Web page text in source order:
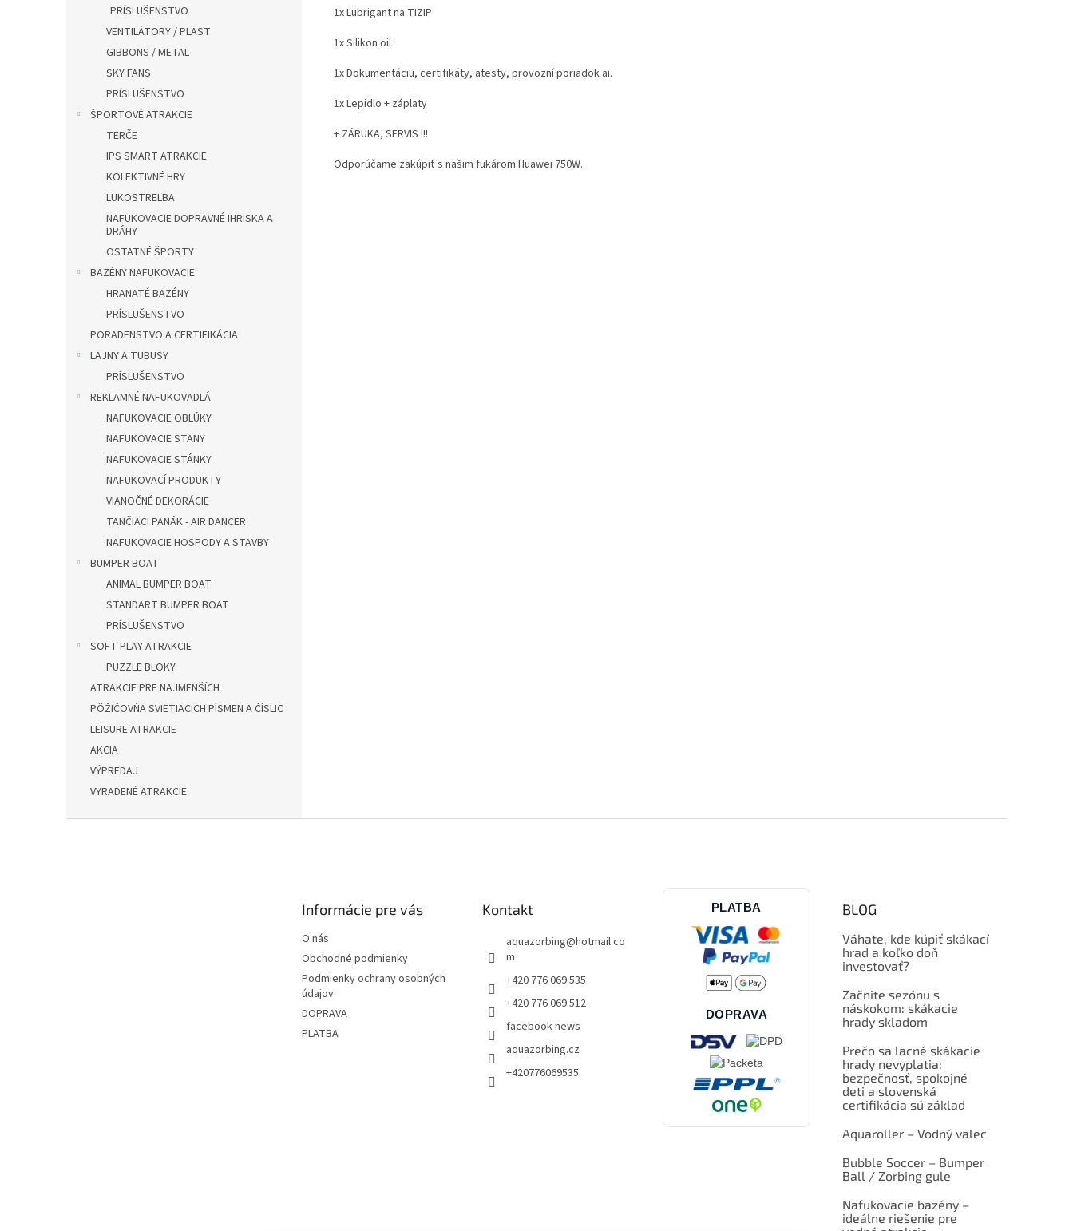
PRÍSLUŠENSTVO
VENTILÁTORY / PLAST
GIBBONS / METAL
SKY FANS
PRÍSLUŠENSTVO
ŠPORTOVÉ ATRAKCIE
TERČE
IPS SMART ATRAKCIE
KOLEKTIVNÉ HRY
LUKOSTRELBA
NAFUKOVACIE DOPRAVNÉ IHRISKA A
DRÁHY
OSTATNÉ ŠPORTY
BAZÉNY NAFUKOVACIE
HRANATÉ BAZÉNY
PRÍSLUŠENSTVO
PORADENSTVO A CERTIFIKÁCIA
LAJNY A TUBUSY
PRÍSLUŠENSTVO
REKLAMNÉ NAFUKOVADLÁ
NAFUKOVACIE OBLÚKY
NAFUKOVACIE STANY
NAFUKOVACIE STÁNKY
NAFUKOVACÍ PRODUKTY
VIANOČNÉ DEKORÁCIE
TANČIACI PANÁK - AIR DANCER
NAFUKOVACIE HOSPODY A STAVBY
BUMPER BOAT
ANIMAL BUMPER BOAT
STANDART BUMPER BOAT
PRÍSLUŠENSTVO
SOFT PLAY ATRAKCIE
PUZZLE BLOKY
ATRAKCIE PRE NAJMENŠÍCH
PÔŽIČOVŇA SVIETIACICH PÍSMEN A ČÍSLIC
LEISURE ATRAKCIE
AKCIA
VÝPREDAJ
VYRADENÉ ATRAKCIE
1x Lubrigant na TIZIP
1x Silikon oil
1x Dokumentáciu, certifikáty, atesty, provozní poriadok ai.
1x Lepidlo + záplaty
+ ZÁRUKA, SERVIS !!!
Odporúčame zakúpiť s našim fukárom Huawei 750W.
Informácie pre vás
O nás
Obchodné podmienky
Podmienky ochrany osobných
údajov
DOPRAVA
PLATBA
Kontakt
aquazorbing@hotmail.co
m
+420 776 069 535
+420 776 069 512
facebook news
aquazorbing.cz
+420776069535
PLATBA
DOPRAVA
BLOG
Váhate, kde kúpiť skákací
hrad a koľko doň
investovať?
Začnite sezónu s
náskokom: skákacie
hrady skladom
Prečo sa lacné skákacie
hrady nevyplatia:
bezpečnosť, spokojné
deti a slovenská
certifikácia sú základ
Aquaroller – Vodný valec
Bubble Soccer – Bumper
Ball / Zorbing gule
Nafukovacie bazény –
ideálne riešenie pre